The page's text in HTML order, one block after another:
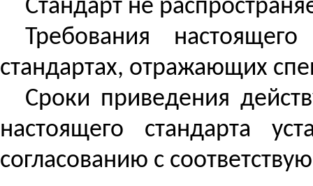
Стандарт не
Требования
стандартах, отражающих
Сроки приведения
настоящего стандарта
согласованию с